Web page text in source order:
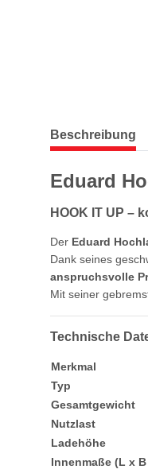
weitere
Beschreibung
Eduard
HOOK IT UP –
Der Eduard
Dank seines
anspruchsvolle
Mit seiner
Technische
Merkmal
Typ
Gesamtgewicht
Nutzlast
Ladehöhe
Innenmaße (L x B